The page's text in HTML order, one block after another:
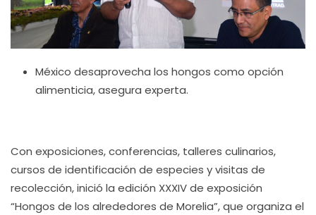
México desaprovecha los hongos como opción
alimenticia, asegura experta.
Con exposiciones, conferencias, talleres culinarios,
cursos de identificación de especies y visitas de
recolección, inició la edición XXXIV de exposición
“Hongos de los alrededores de Morelia”, que organiza el